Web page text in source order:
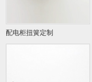
配电柜扭簧定制